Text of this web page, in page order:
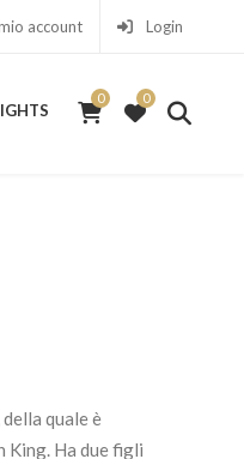
account Login
0
0
0
RIGHTS
quale è
King. Ha due figli